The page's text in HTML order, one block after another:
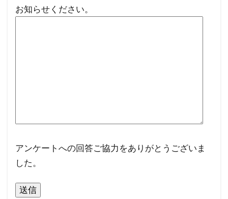
お知らせください。
アンケートへの回答ご協力をありがとうございま
した。